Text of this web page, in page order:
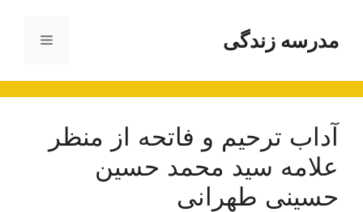
محتوامدرسه زندگی فهرست
آداب ترحیم و فاتحه از منظر
علامه سید محمد حسین
حسینی طهرانی